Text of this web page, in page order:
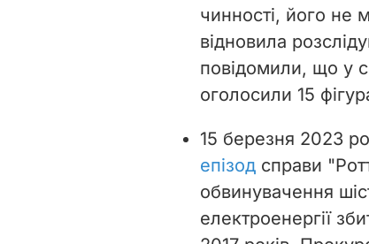
чинності, його
відновила
повідомили, що у
оголосили 15
15 березня 2023
епізод справи
обвинувачення
електроенергії